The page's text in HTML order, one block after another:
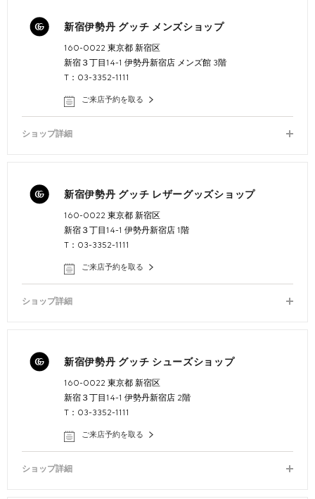
新宿伊勢丹 グッチ メンズショップ
160-0022 東京都 新宿区
新宿３丁目14-1 伊勢丹新宿店 メンズ館 3階
T：03-3352-1111
ご来店予約を取る
ショップ詳細
新宿伊勢丹 グッチ レザーグッズショップ
160-0022 東京都 新宿区
新宿３丁目14-1 伊勢丹新宿店 1階
T：03-3352-1111
ご来店予約を取る
ショップ詳細
新宿伊勢丹 グッチ シューズショップ
160-0022 東京都 新宿区
新宿３丁目14-1 伊勢丹新宿店 2階
T：03-3352-1111
ご来店予約を取る
ショップ詳細